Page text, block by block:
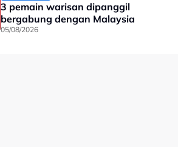
3 pemain warisan dipanggil
bergabung dengan Malaysia
05/08/2026